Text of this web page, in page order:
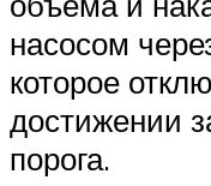
насосом
которое
достижении
порога.